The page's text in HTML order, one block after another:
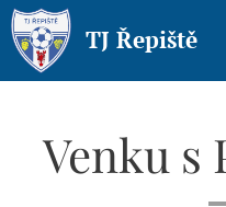
TJ Řepiště
Venku s